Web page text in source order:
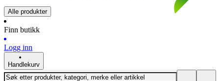
Alle produkter
Finn butikk
Logg inn
Handlekurv